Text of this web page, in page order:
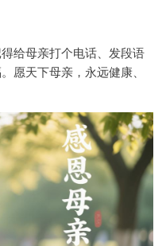
给母亲打个电话、发段语
愿天下母亲，永远健康、